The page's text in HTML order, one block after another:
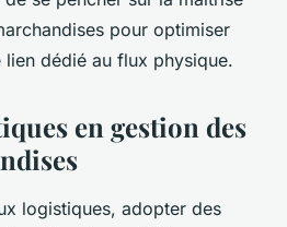
pour optimiser
dédié au flux physique.
en gestion des
logistiques, adopter des